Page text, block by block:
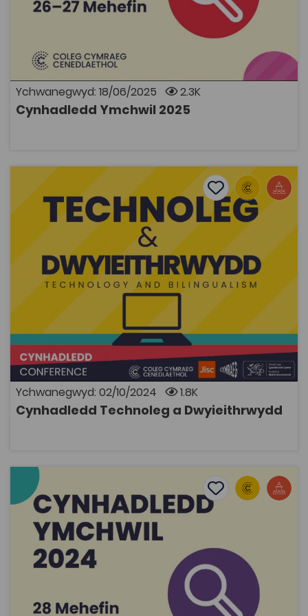
Ychwanegwyd: 18/06/2025 2.3K
Cynhadledd Ymchwil 2025
Cynhadledd
Cynhaliwyd y Gynhadledd Ymchwil ar 26–27 Mehefin
ym Mhrifysgol Aberystwyth a'r Llyfrgell Genedlaethol,
ac fe’i ffrydiwyd ar sianel YouTube y Coleg. Mae
modd gweld recordiadau o'r sesiynau a chopiau o'r
posteri ymchwil drwy glicio ar y dolenni isod.
Cynhadledd Technoleg a Dwyieithrwydd
Add to favourites
Ychwanegwyd: 02/10/2024 1.8K
Cynhadledd Technoleg a Dwyieithrwydd
Dyddiad cyhoeddi: 2024 Add to favourites
Cynhadledd Technoleg a Dwyieithrwydd
1.8K
Cymraeg Yn Unig
Tagiau
Addysg Ôl-16
Cynhadledd
Adnodd Coleg Cymraeg
Recordiadau o'r sesiynau a gynhaliwyd yn y
Gynhadledd Technoleg a Dwyieithrywdd eleni. Roedd y
gynhadledd yn ymdrin ag agweddau yn ymwneud
â ddefnyddio technoleg i ddarparu’n ddwyieithog ac
yn Gymraeg yn y sectorau addysg uwch, addysg
bellach a phrentisiaethau.
Cynhadledd Ymchwil 2024
Add to favourites
Dyddiad cyhoeddi: 2024 Add to favourites
Cynhadledd Ymchwil 2024
4.6K
Cymraeg Yn Unig
Tagiau
Cynhadledd